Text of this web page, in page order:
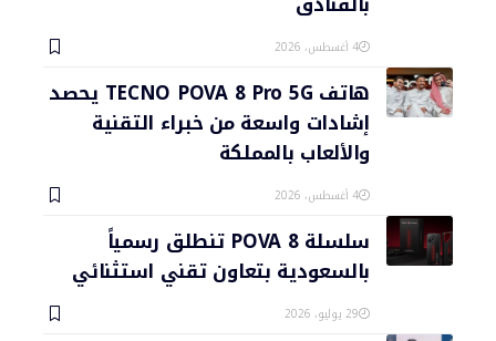
4 أغسطس، 2026
هاتف TECNO POVA 8 Pro 5G يحصد
إشادات واسعة من خبراء التقنية
والألعاب بالمملكة
4 أغسطس، 2026
سلسلة POVA 8 تنطلق رسمياً
بالسعودية بتعاون تقني استثنائي
29 يوليو، 2026